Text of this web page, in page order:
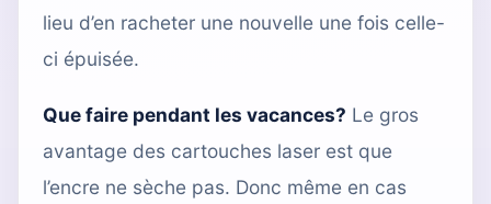
lieu d’en racheter une nouvelle une fois celle-
ci épuisée.
Que faire pendant les vacances? Le gros
avantage des cartouches laser est que
l’encre ne sèche pas. Donc même en cas